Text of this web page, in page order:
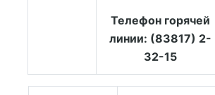
Телефон горячей
линии: (83817) 2-
32-15